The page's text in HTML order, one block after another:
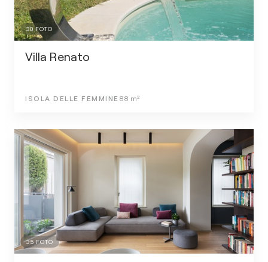
30FOTO
Villa Renato
ISOLA DELLE FEMMINE 88 m²
35 FOTO